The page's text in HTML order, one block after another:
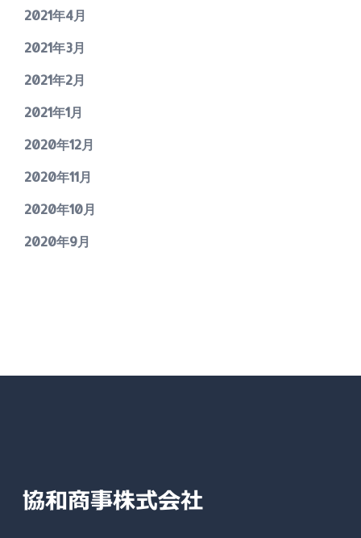
2021年4月
2021年3月
2021年2月
2021年1月
2020年12月
2020年11月
2020年10月
2020年9月